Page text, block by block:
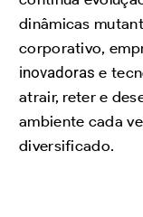
dinâmicas
corporativo,
inovadoras e
atrair, reter e
ambiente cada
diversificado.